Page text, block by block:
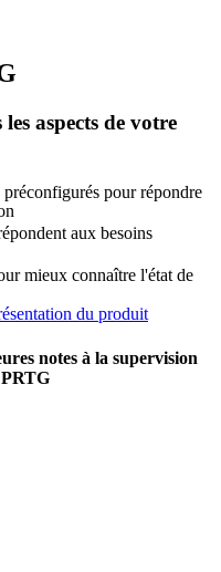
aspects de votre
pour répondre
aux besoins
mieux connaître l'état de
du produit
notes à la supervision
PRTG